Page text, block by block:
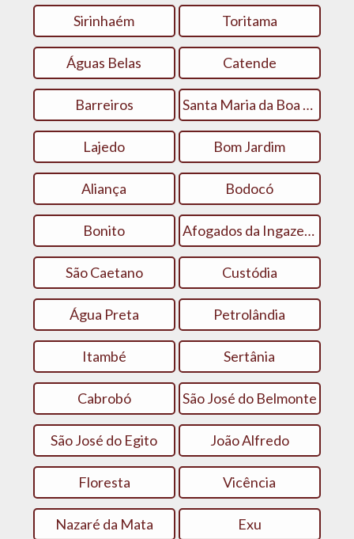
Sirinhaém Toritama
Águas Belas Catende
Barreiros Santa Maria da Boa Vista
Lajedo Bom Jardim
Aliança Bodocó
Bonito Afogados da Ingazeira
São Caetano Custódia
Água Preta Petrolândia
Itambé Sertânia
Cabrobó São José do Belmonte
São José do Egito João Alfredo
Floresta Vicência
Nazaré da Mata Exu